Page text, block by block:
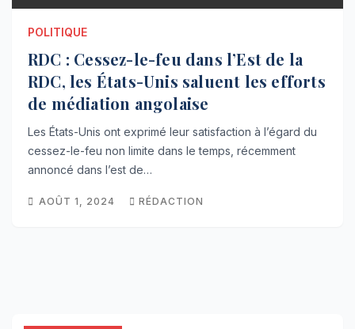
POLITIQUE
RDC : Cessez-le-feu dans l’Est de la
RDC, les États-Unis saluent les efforts
de médiation angolaise
Les États-Unis ont exprimé leur satisfaction à l’égard du
cessez-le-feu non limite dans le temps, récemment
annoncé dans l’est de…
AOÛT 1, 2024 RÉDACTION